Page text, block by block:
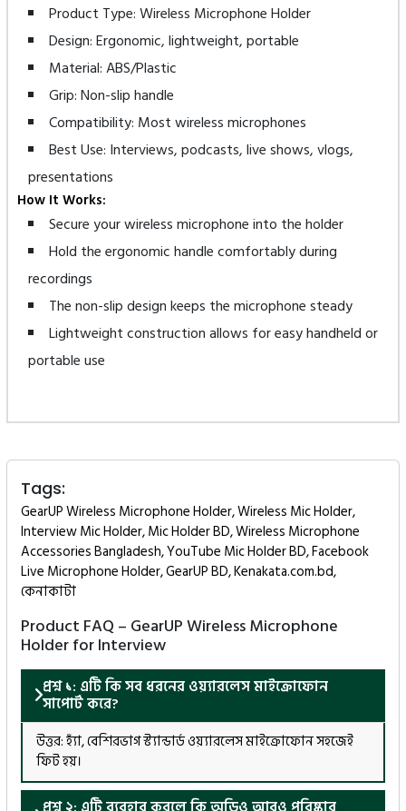
Product Type: Wireless Microphone Holder
Design: Ergonomic, lightweight, portable
Material: ABS/Plastic
Grip: Non-slip handle
Compatibility: Most wireless microphones
Best Use: Interviews, podcasts, live shows, vlogs,
presentations
How It Works:
Secure your wireless microphone into the holder
Hold the ergonomic handle comfortably during
recordings
The non-slip design keeps the microphone steady
Lightweight construction allows for easy handheld or
portable use
Tags:
GearUP Wireless Microphone Holder, Wireless Mic Holder,
Interview Mic Holder, Mic Holder BD, Wireless Microphone
Accessories Bangladesh, YouTube Mic Holder BD, Facebook
Live Microphone Holder, GearUP BD, Kenakata.com.bd,
কেনাকাটা
Product FAQ – GearUP Wireless Microphone
Holder for Interview
প্রশ্ন ১: এটি কি সব ধরনের ওয়্যারলেস মাইক্রোফোন
সাপোর্ট করে?
উত্তর: হ্যাঁ, বেশিরভাগ স্ট্যান্ডার্ড ওয়্যারলেস মাইক্রোফোন সহজেই
ফিট হয়।